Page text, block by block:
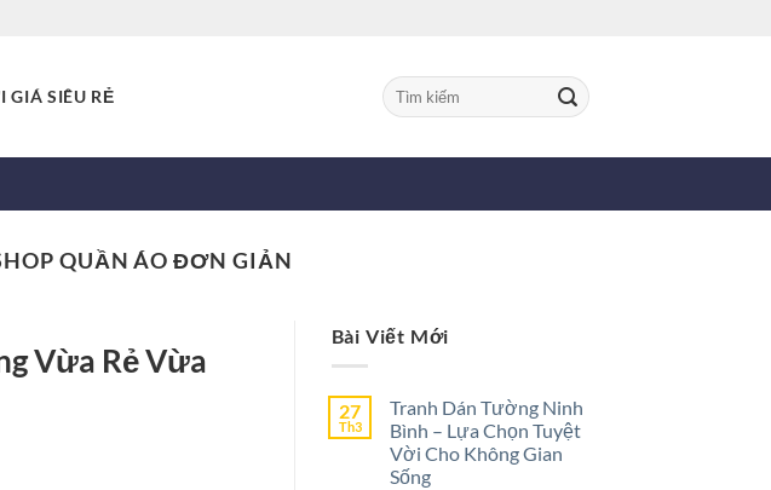
GIÁ SIÊU RẺ
Tìm
kiếm:
QUẦN ÁO ĐƠN GIẢN
Vừa Rẻ Vừa
Bài Viết Mới
27
Th3
Tranh Dán Tường Ninh
Bình – Lựa Chọn Tuyệt
Vời Cho Không Gian
Sống